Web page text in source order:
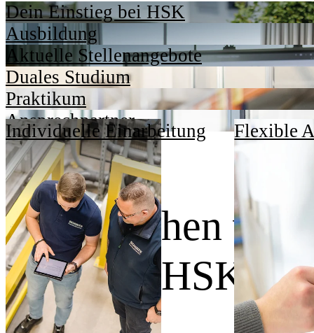
Dein Einstieg bei HSK
Ausbildung
Aktuelle Stellenangebote
Duales Studium
Praktikum
Ansprechpartner
Dafür stehen wir.
Wir sind HSK.
Individuelle Einarbeitung Flexible